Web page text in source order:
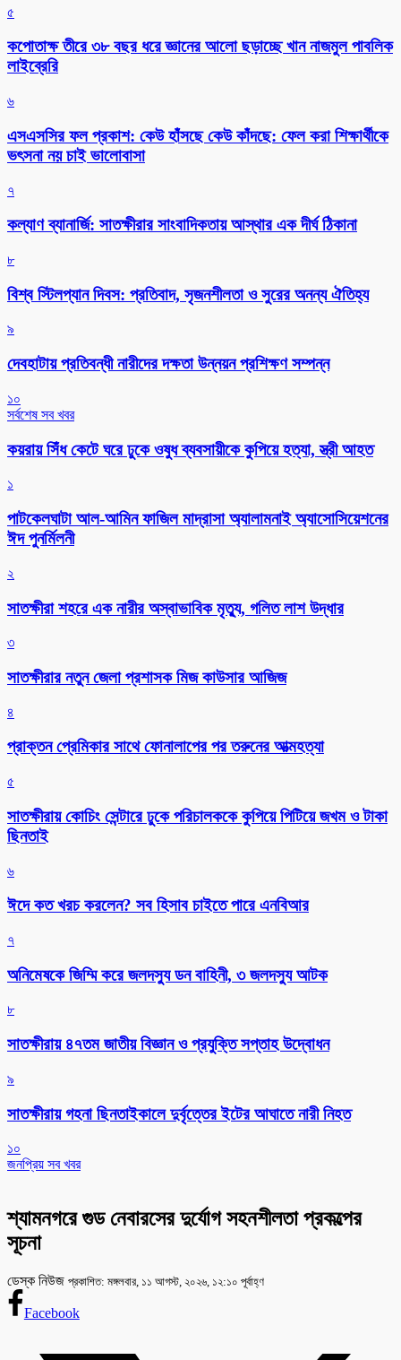
৫
কপোতাক্ষ তীরে ৩৮ বছর ধরে জ্ঞানের আলো ছড়াচ্ছে খান নাজমুল পাবলিক
লাইব্রেরি
৬
এসএসসির ফল প্রকাশ: কেউ হাঁসছে কেউ কাঁদছে: ফেল করা শিক্ষার্থীকে
ভৎসনা নয় চাই ভালোবাসা
৭
কল্যাণ ব্যানার্জি: সাতক্ষীরার সাংবাদিকতায় আস্থার এক দীর্ঘ ঠিকানা
৮
বিশ্ব স্টিলপ্যান দিবস: প্রতিবাদ, সৃজনশীলতা ও সুরের অনন্য ঐতিহ্য
৯
দেবহাটায় প্রতিবন্ধী নারীদের দক্ষতা উন্নয়ন প্রশিক্ষণ সম্পন্ন
১০
সর্বশেষ সব খবর
কয়রায় সিঁধ কেটে ঘরে ঢুকে ওষুধ ব্যবসায়ীকে কুপিয়ে হত্যা, স্ত্রী আহত
১
পাটকেলঘাটা আল-আমিন ফাজিল মাদ্রাসা অ্যালামনাই অ্যাসোসিয়েশনের
ঈদ পুনর্মিলনী
২
সাতক্ষীরা শহরে এক নারীর অস্বাভাবিক মৃত্যু, গলিত লাশ উদ্ধার
৩
সাতক্ষীরার নতুন জেলা প্রশাসক মিজ কাউসার আজিজ
৪
প্রাক্তন প্রেমিকার সাথে ফোনালাপের পর তরুনের আত্মহত্যা
৫
সাতক্ষীরায় কোচিং সেন্টারে ঢুকে পরিচালককে কুপিয়ে পিটিয়ে জখম ও টাকা
ছিনতাই
৬
ঈদে কত খরচ করলেন? সব হিসাব চাইতে পারে এনবিআর
৭
অনিমেষকে জিম্মি করে জলদস্যু ডন বাহিনী, ৩ জলদস্যু আটক
৮
সাতক্ষীরায় ৪৭তম জাতীয় বিজ্ঞান ও প্রযুক্তি সপ্তাহ উদ্বোধন
৯
সাতক্ষীরায় গহনা ছিনতাইকালে দুর্বৃত্তের ইটের আঘাতে নারী নিহত
১০
জনপ্রিয় সব খবর
শ্যামনগরে গুড নেবারসের দুর্যোগ সহনশীলতা প্রকল্পের
সূচনা
ডেস্ক নিউজ প্রকাশিত: মঙ্গলবার, ১১ আগস্ট, ২০২৬, ১২:১০ পূর্বাহ্ণ
Facebook